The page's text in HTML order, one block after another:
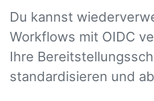
Du kannst
Workflows mit OIDC
Ihre
standardisieren und